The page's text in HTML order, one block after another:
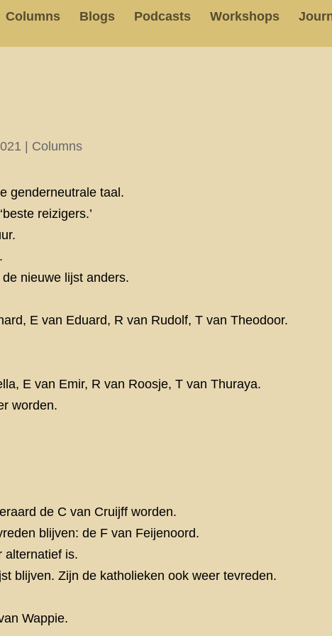
Columns Blogs Podcasts Workshops
| Columns
genderneutrale taal.
reizigers.’
nieuwe lijst anders.
E van Eduard, R van Rudolf, T van Theodoor.
E van Emir, R van Roosje, T van Thuraya.
worden.
de C van Cruijff worden.
blijven: de F van Feijenoord.
alternatief is.
blijven. Zijn de katholieken ook weer tevreden.
Wappie.